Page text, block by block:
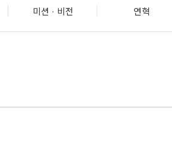
미션 · 비전 연혁